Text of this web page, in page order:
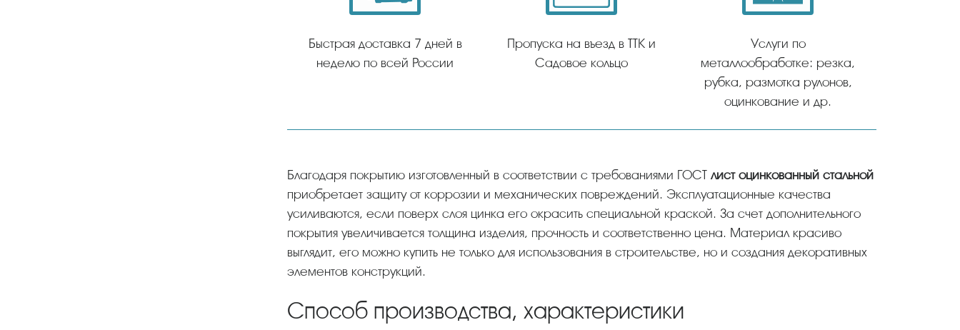
Быстрая доставка 7 дней в
неделю по всей России
Пропуска на въезд в ТТК и
Садовое кольцо
Услуги по
металлообработке: резка,
рубка, размотка рулонов,
оцинкование и др.
Благодаря покрытию изготовленный в соответствии с требованиями ГОСТ лист оцинкованный стальной
приобретает защиту от коррозии и механических повреждений. Эксплуатационные качества
усиливаются, если поверх слоя цинка его окрасить специальной краской. За счет дополнительного
покрытия увеличивается толщина изделия, прочность и соответственно цена. Материал красиво
выглядит, его можно купить не только для использования в строительстве, но и создания декоративных
элементов конструкций.
Способ производства, характеристики